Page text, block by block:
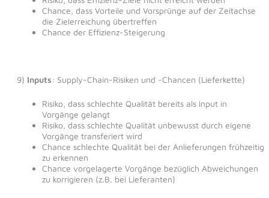
Chance, dass Vorteile und Vorsprünge auf der Zeitachse
die Zielerreichung übertreffen
Chance der Effizienz-Steigerung
9) Inputs: Supply-Chain-Risiken und -Chancen (Lieferkette)
Risiko, dass schlechte Qualität bereits als Input in
Vorgänge gelangt
Risiko, dass schlechte Qualität unbewusst durch eigene
Vorgänge transferiert wird
Chance schlechte Qualität bei der Anlieferungen frühzeitig
zu erkennen
Chance vorgelagerte Vorgänge bezüglich Abweichungen
zu korrigieren (z.B. bei Lieferanten)